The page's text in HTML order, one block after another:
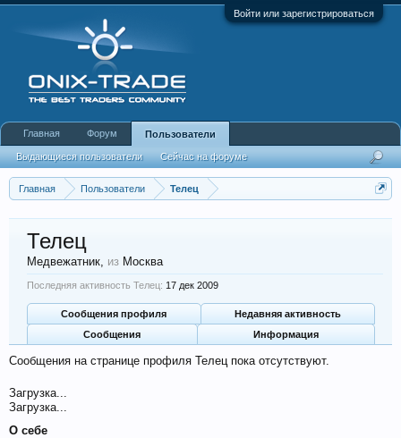
Войти или зарегистрироваться
Главная Пользователи Телец
Телец
Медвежатник, из Москва
Последняя активность Телец: 17 дек 2009
Сообщения профиля
Недавняя активность
Сообщения
Информация
Сообщения на странице профиля Телец пока отсутствуют.
Загрузка...
Загрузка...
О себе
Главная Форум Пользователи
Выдающиеся пользователи Сейчас на форуме
Недавняя активность Новые сообщения профиля